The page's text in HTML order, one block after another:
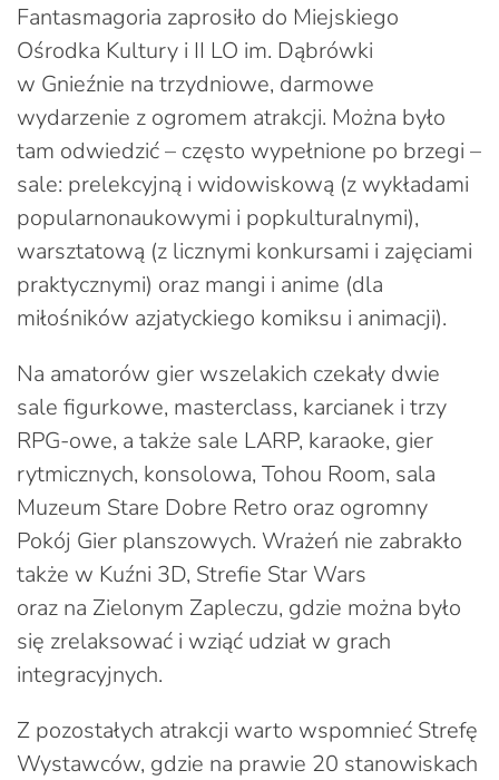
Fantasmagoria zaprosiło do Miejskiego
Ośrodka Kultury i II LO im. Dąbrówki
w Gnieźnie na trzydniowe, darmowe
wydarzenie z ogromem atrakcji. Można było
tam odwiedzić – często wypełnione po brzegi –
sale: prelekcyjną i widowiskową (z wykładami
popularnonaukowymi i popkulturalnymi),
warsztatową (z licznymi konkursami i zajęciami
praktycznymi) oraz mangi i anime (dla
miłośników azjatyckiego komiksu i animacji).
Na amatorów gier wszelakich czekały dwie
sale figurkowe, masterclass, karcianek i trzy
RPG-owe, a także sale LARP, karaoke, gier
rytmicznych, konsolowa, Tohou Room, sala
Muzeum Stare Dobre Retro oraz ogromny
Pokój Gier planszowych. Wrażeń nie zabrakło
także w Kuźni 3D, Strefie Star Wars
oraz na Zielonym Zapleczu, gdzie można było
się zrelaksować i wziąć udział w grach
integracyjnych.
Z pozostałych atrakcji warto wspomnieć Strefę
Wystawców, gdzie na prawie 20 stanowiskach